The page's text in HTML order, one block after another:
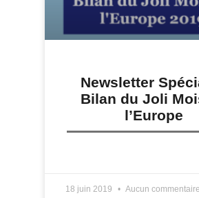
Newsletter
Bilan du Joli
l’Europe
18 juin 2019 Aucun commentaire